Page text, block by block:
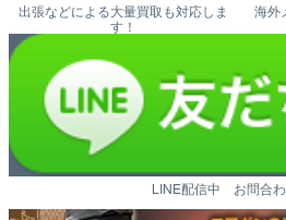
出張などによる大量買取も対応しま
す！
海外
LINE配信中 お問合